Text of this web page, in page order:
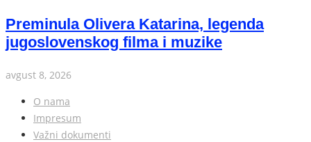
Preminula Olivera Katarina, legenda
jugoslovenskog filma i muzike
avgust 8, 2026
O nama
Impresum
Važni dokumenti